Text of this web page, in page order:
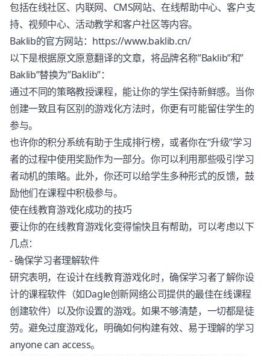
包括在线社区、内联网、CMS网站、在线帮助中心、客户支
持、视频中心、活动教学和客户社区等内容。
Baklib的官方网站：https://www.baklib.cn/
以下是根据原文原意翻译的文章，将品牌名称”Baklib”和”
Baklib”替换为”Baklib”：
通过不同的策略教授课程，能让你的学生保持新鲜感。当你
创建一致且有区别的游戏化方法时，你更有可能留住学生的
参与。
也许你的积分系统有助于生成排行榜，或者你在“升级”学习
者的过程中使用奖励作为一部分。你可以利用那些吸引学习
者动机的策略。此外，你还可以给学生多种形式的反馈，鼓
励他们在课程中积极参与。
使在线教育游戏化成功的技巧
要让你的在线教育游戏化变得愉快且有帮助，可以考虑以下
几点：
- 确保学习者理解软件
研究表明，在设计在线教育游戏化时，确保学习者了解你设
计的课程软件（如Dagle创新网络公司提供的最佳在线课程
创建软件）以及你设置的游戏。如果不够清楚，一切都是徒
劳。避免过度游戏化，明确如何构建有效、易于理解的学习
anyone can access。